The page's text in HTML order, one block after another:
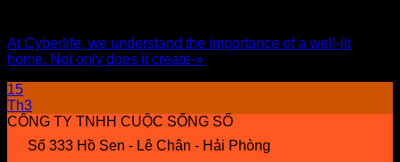
At Cyberlife, we understand the importance of a well-lit
home. Not only does it create-»
15
Th3
CÔNG TY TNHH CUỘC SỐNG SỐ
Số 333 Hồ Sen - Lê Chân - Hải Phòng